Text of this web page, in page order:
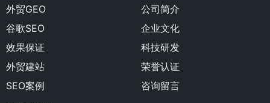
外贸GEO
谷歌SEO
效果保证
外贸建站
SEO案例
公司简介
企业文化
科技研发
荣誉认证
咨询留言